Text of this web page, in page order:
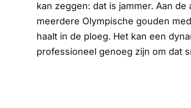
kan zeggen: dat is jammer. Aan
meerdere Olympische gouden
haalt in de ploeg. Het kan een
professioneel genoeg zijn om dat